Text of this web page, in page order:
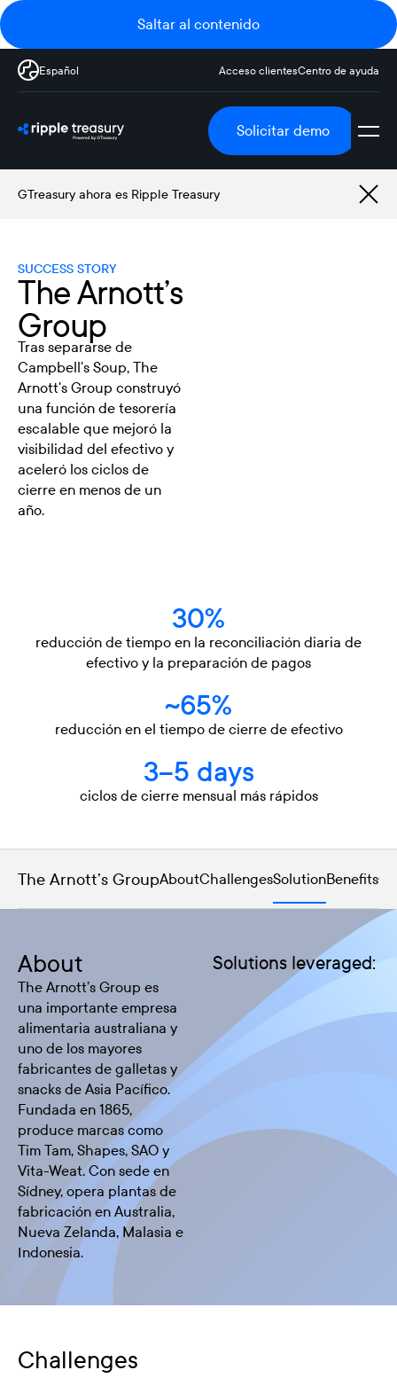
Saltar al contenido
Español Acceso clientesCentro de ayuda
Solicitar demo
GTreasury ahora es Ripple Treasury
SUCCESS STORY
The Arnott’s
Group
Tras separarse de
Campbell's Soup, The
Arnott's Group construyó
una función de tesorería
escalable que mejoró la
visibilidad del efectivo y
aceleró los ciclos de
cierre en menos de un
año.
30%
reducción de tiempo en la reconciliación diaria de
efectivo y la preparación de pagos
~65%
reducción en el tiempo de cierre de efectivo
3–5 days
ciclos de cierre mensual más rápidos
The Arnott’s GroupAboutChallengesSolutionBenefits
About
The Arnott’s Group es
una importante empresa
alimentaria australiana y
uno de los mayores
fabricantes de galletas y
snacks de Asia Pacífico.
Fundada en 1865,
produce marcas como
Tim Tam, Shapes, SAO y
Vita-Weat. Con sede en
Sídney, opera plantas de
fabricación en Australia,
Nueva Zelanda, Malasia e
Indonesia.
Solutions leveraged:
Challenges